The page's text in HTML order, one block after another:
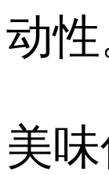
动性
美